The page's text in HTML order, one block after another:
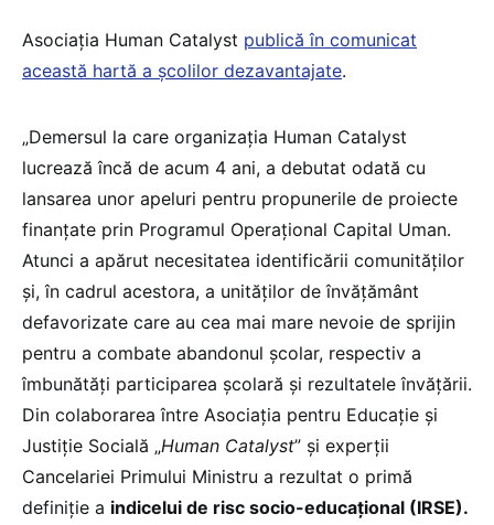
Asociația Human Catalyst publică în comunicat
această hartă a școlilor dezavantajate.
„Demersul la care organizația Human Catalyst
lucrează încă de acum 4 ani, a debutat odată cu
lansarea unor apeluri pentru propunerile de proiecte
finanțate prin Programul Operațional Capital Uman.
Atunci a apărut necesitatea identificării comunităților
și, în cadrul acestora, a unităților de învățământ
defavorizate care au cea mai mare nevoie de sprijin
pentru a combate abandonul școlar, respectiv a
îmbunătăți participarea școlară și rezultatele învățării.
Din colaborarea între Asociația pentru Educație și
Justiție Socială „Human Catalyst” și experții
Cancelariei Primului Ministru a rezultat o primă
definiție a indicelui de risc socio-educațional (IRSE).